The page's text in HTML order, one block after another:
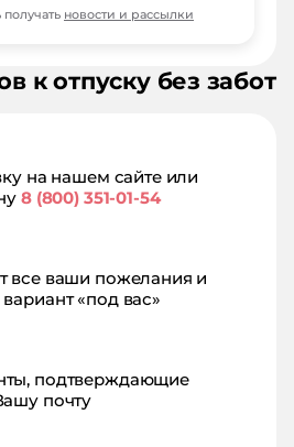
к отпуску без забот
на нашем сайте или
8 (800) 351-01-54
все ваши пожелания и
«под вас»
подтверждающие
почту
новости и рассылки